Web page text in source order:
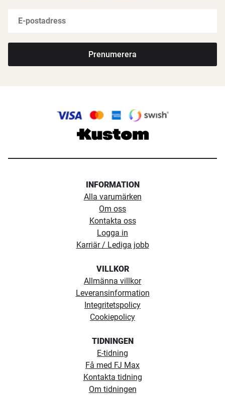
Prenumerera
INFORMATION
Alla varumärken
Om oss
Kontakta oss
Logga in
Karriär / Lediga jobb
VILLKOR
Allmänna villkor
Leveransinformation
Integritetspolicy
Cookiepolicy
TIDNINGEN
E-tidning
Få med FJ Max
Kontakta tidning
Om tidningen